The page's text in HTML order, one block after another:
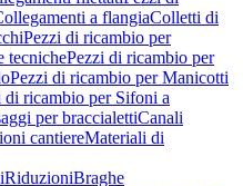
a flangiaColletti di
Pezzi di ricambio per
tecnichePezzi di ricambio per
Pezzi di ricambio per Manicotti
di ricambio per Sifoni a
per braccialettiCanali
cantiereMateriali di
RiduzioniBraghe